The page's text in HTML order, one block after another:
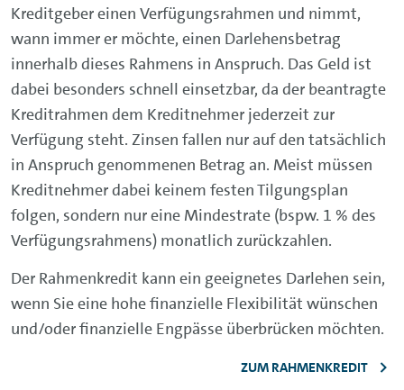
Kreditgeber einen Verfügungsrahmen und nimmt,
wann immer er möchte, einen Darlehensbetrag
innerhalb dieses Rahmens in Anspruch. Das Geld ist
dabei besonders schnell einsetzbar, da der beantragte
Kreditrahmen dem Kreditnehmer jederzeit zur
Verfügung steht. Zinsen fallen nur auf den tatsächlich
in Anspruch genommenen Betrag an. Meist müssen
Kreditnehmer dabei keinem festen Tilgungsplan
folgen, sondern nur eine Mindestrate (bspw. 1 % des
Verfügungsrahmens) monatlich zurückzahlen.
Der Rahmenkredit kann ein geeignetes Darlehen sein,
wenn Sie eine hohe finanzielle Flexibilität wünschen
und/oder finanzielle Engpässe überbrücken möchten.
ZUM RAHMENKREDIT